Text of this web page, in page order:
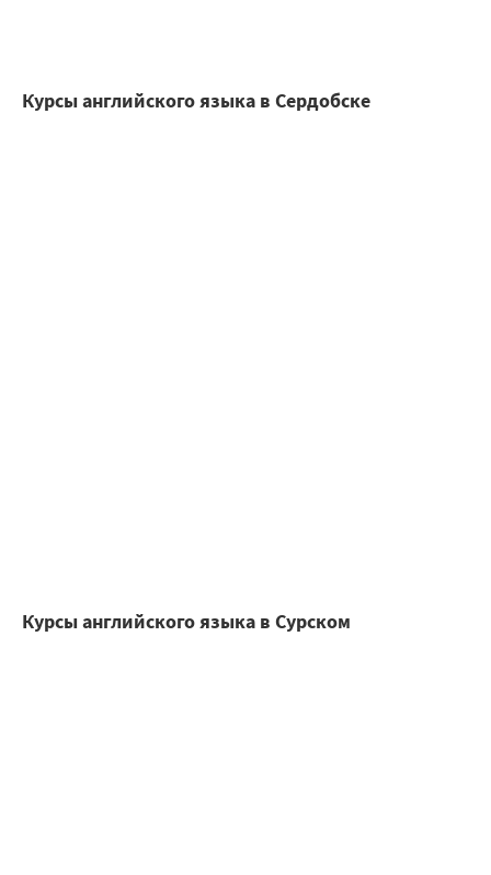
Курсы английского языка в Сердобске
Курсы английского языка в Сурском